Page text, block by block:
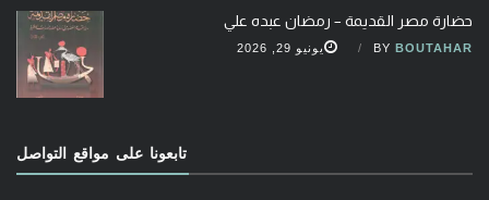
حضارة مصر القديمة – رمضان عبده علي
BY BOUTAHAR يونيو 29, 2026
تابعونا على مواقع التواصل